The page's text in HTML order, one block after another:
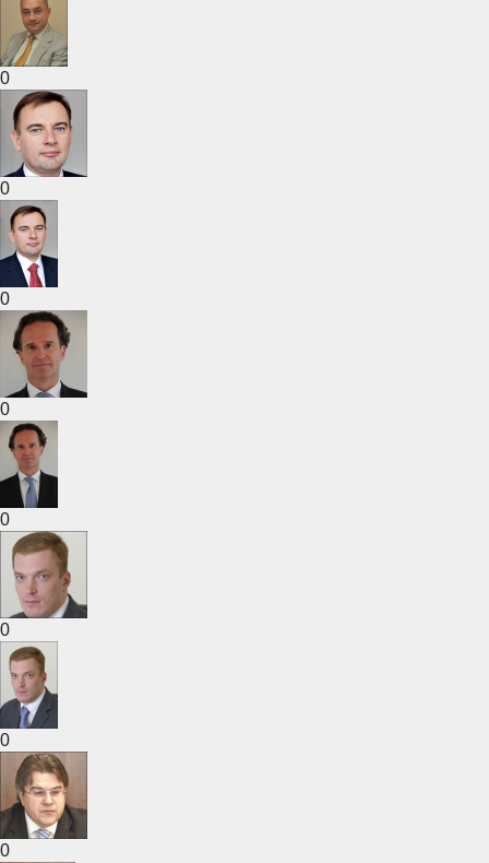
0
0
0
0
0
0
0
0